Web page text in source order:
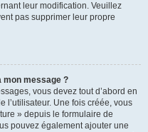
leur modification. Veuillez
pas supprimer leur propre
mon message ?
vous devez tout d’abord en
l’utilisateur. Une fois créée, vous
» depuis le formulaire de
pouvez également ajouter une